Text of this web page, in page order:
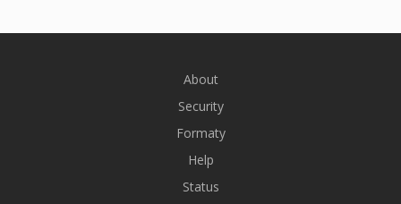
About
Security
Formaty
Help
Status